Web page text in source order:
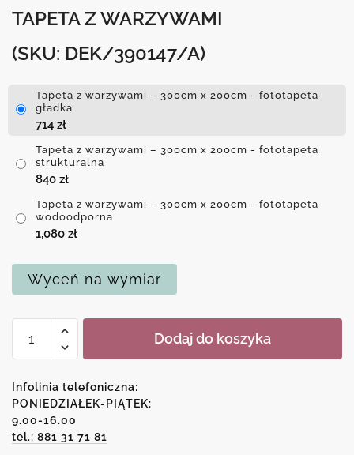
TAPETA Z WARZYWAMI
(SKU: DEK/390147/A)
Tapeta z warzywami – 300cm x 200cm - fototapeta
gładka
714 zł
Tapeta z warzywami – 300cm x 200cm - fototapeta
strukturalna
840 zł
Tapeta z warzywami – 300cm x 200cm - fototapeta
wodoodporna
1,080 zł
Wyceń na wymiar
Tapeta
warzywami
Dodaj do koszyka
Infolinia telefoniczna:
PONIEDZIAŁEK-PIĄTEK:
9.00-16.00
tel.: 881 31 71 81